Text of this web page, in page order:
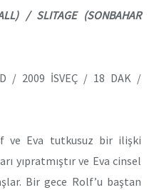
/ SLITAGE (SONBAHAR
/ 2009 İSVEÇ / 18 DAK /
ve Eva tutkusuz bir ilişki
yıpratmıştır ve Eva cinsel
Bir gece Rolf’u baştan